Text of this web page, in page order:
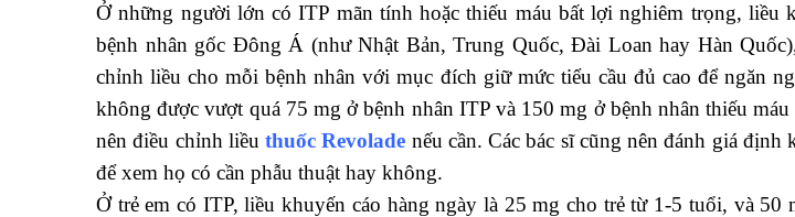
Ở những người lớn có ITP mãn tính hoặc thiếu máu bất lợi nghiêm trọng,
bệnh nhân gốc Đông Á (như Nhật Bản, Trung Quốc, Đài Loan hay Hàn
chỉnh liều cho mỗi bệnh nhân với mục đích giữ mức tiểu cầu đủ cao để ngăn
không được vượt quá 75 mg ở bệnh nhân ITP và 150 mg ở bệnh nhân thiếu
nên điều chỉnh liềuthuốc Revolade nếu cần. Các bác sĩ cũng nên đánh giá
để xem họ có cần phẫu thuật hay không.
Ở trẻ em có ITP, liều khuyến cáo hàng ngày là 25 mg cho trẻ từ 1-5 tuổi, và